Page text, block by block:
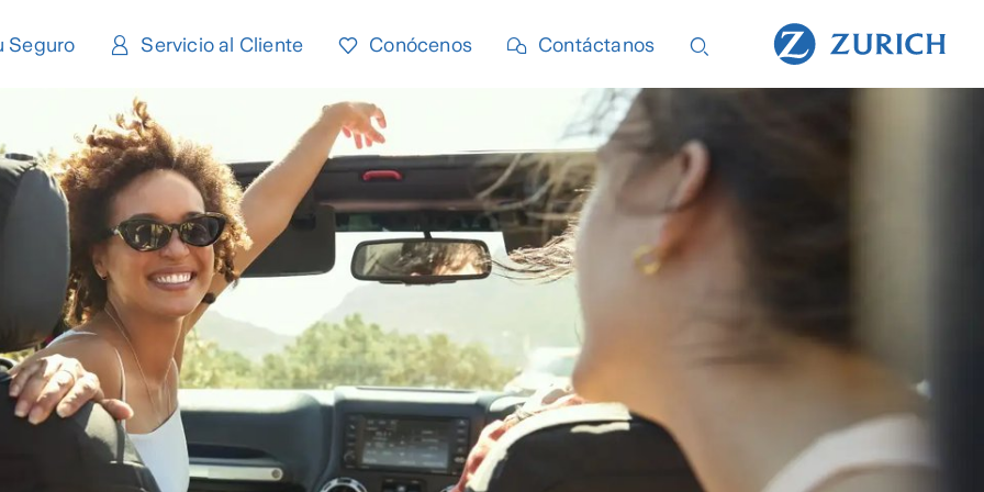
Seguro Servicio al Cliente Conócenos Contáctanos